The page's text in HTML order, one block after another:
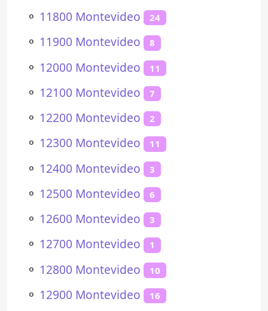
⚬ 11800 Montevideo 24
⚬ 11900 Montevideo 8
⚬ 12000 Montevideo 11
⚬ 12100 Montevideo 7
⚬ 12200 Montevideo 2
⚬ 12300 Montevideo 11
⚬ 12400 Montevideo 3
⚬ 12500 Montevideo 6
⚬ 12600 Montevideo 3
⚬ 12700 Montevideo 1
⚬ 12800 Montevideo 10
⚬ 12900 Montevideo 16